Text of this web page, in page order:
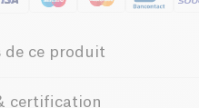
de ce produit
certification